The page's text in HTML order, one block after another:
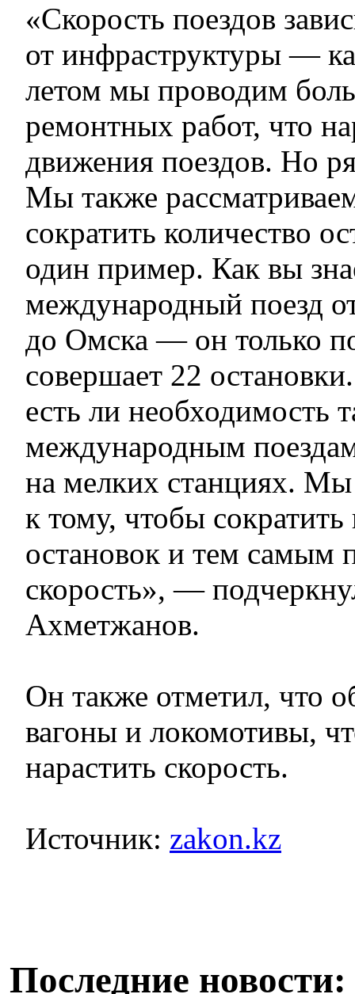
«Скорость поездов
от инфраструктуры —
летом мы проводим
ремонтных работ, что
движения поездов. Но
Мы также
сократить количество
один пример. Как вы
международный поезд
до Омска — он только
совершает 22
есть ли необходимость
международным поездам
на мелких станциях. Мы
к тому, чтобы сократить
остановок и тем самым
скорость», —
Ахметжанов.
Он также отметил, что
вагоны и локомотивы,
нарастить скорость.
Источник: zakon.kz
Последние новости: